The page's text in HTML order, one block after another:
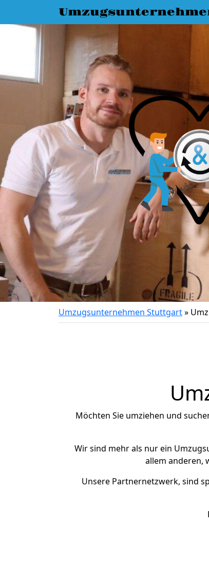
Umzugsunternehmen Stuttgart»
Möchten Sie umziehen und
Wir sind mehr als nur ein
allem anderen,
Unsere Partnernetzwerk, sind